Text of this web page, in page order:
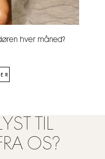
hver måned?
TIL
OS?